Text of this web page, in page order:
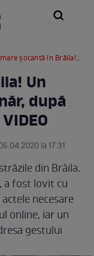
în Brăila! Un jandarm lovește un tânăr, după ce i-a verificat actele / VIDEO
Un
după
la 17:31
din Brăila.
a fost lovit cu
necesare
online, iar un
gestului